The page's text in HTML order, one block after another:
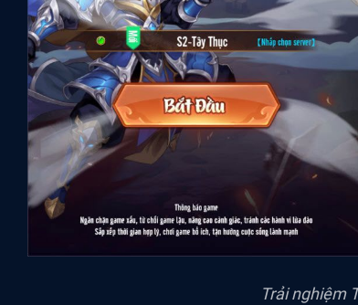
Trải nghiệm